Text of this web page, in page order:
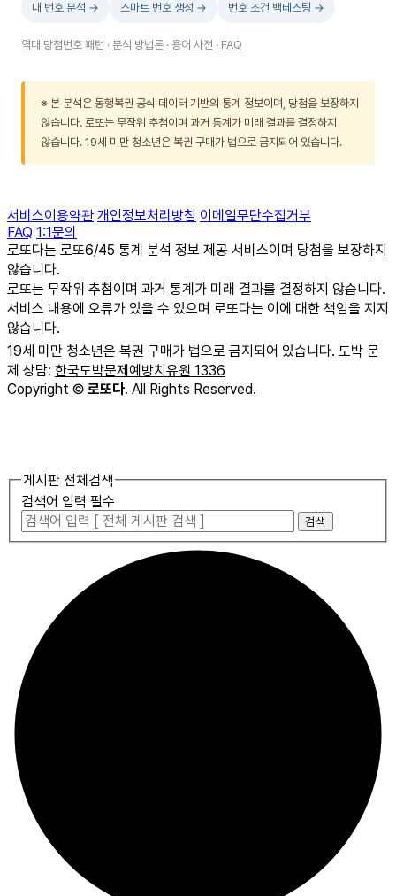
내 번호 분석 → 스마트 번호 생성 → 번호 조건 백테스팅 →
역대 당첨번호 패턴 · 분석 방법론 · 용어 사전 · FAQ
※ 본 분석은 동행복권 공식 데이터 기반의 통계 정보이며, 당첨을 보장하지
않습니다. 로또는 무작위 추첨이며 과거 통계가 미래 결과를 결정하지
않습니다. 19세 미만 청소년은 복권 구매가 법으로 금지되어 있습니다.
서비스이용약관 개인정보처리방침 이메일무단수집거부
FAQ 1:1문의
로또다는 로또6/45 통계 분석 정보 제공 서비스이며 당첨을 보장하지
않습니다.
로또는 무작위 추첨이며 과거 통계가 미래 결과를 결정하지 않습니다.
서비스 내용에 오류가 있을 수 있으며 로또다는 이에 대한 책임을 지지
않습니다.
19세 미만 청소년은 복권 구매가 법으로 금지되어 있습니다. 도박 문
제 상담: 한국도박문제예방치유원 1336
Copyright © 로또다. All Rights Reserved.
게시판 전체검색
검색어 입력 필수
검색